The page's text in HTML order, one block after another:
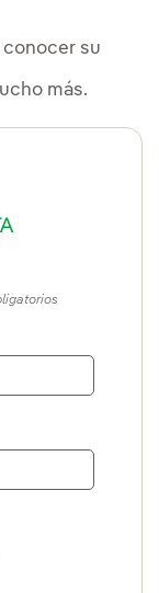
conocer su
más.